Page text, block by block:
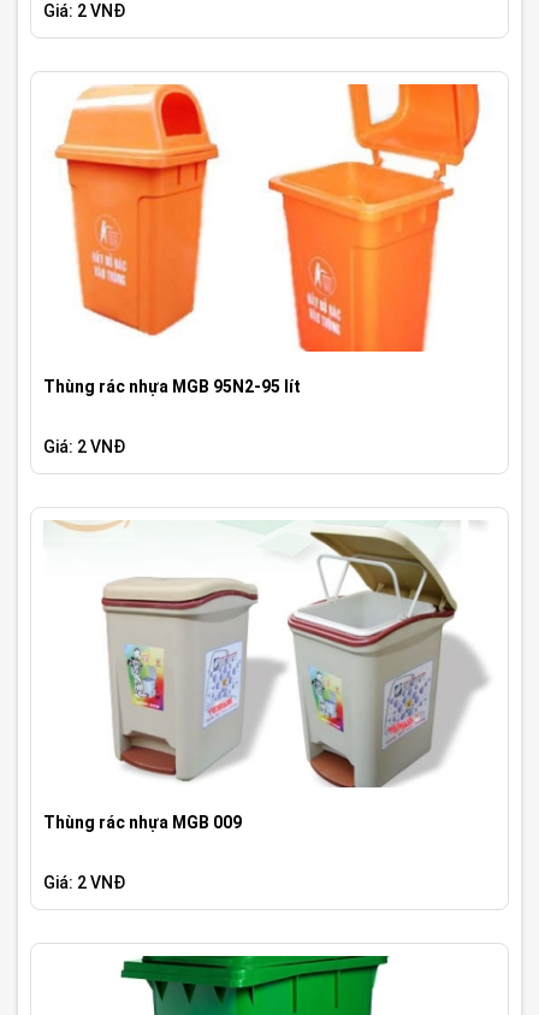
Giá: 2 VNĐ
Thùng rác nhựa MGB 95N2-95 lít
Giá: 2 VNĐ
Thùng rác nhựa MGB 009
Giá: 2 VNĐ